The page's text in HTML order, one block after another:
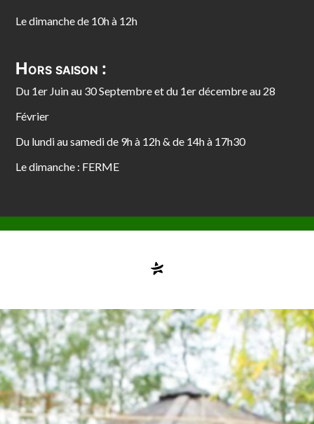
Le dimanche de 10h à 12h
Hors saison :
Du 1er Juin au 30 Septembre et du 1er décembre au 28
Février
Du lundi au samedi de 9h à 12h & de 14h à 17h30
Le dimanche : FERME